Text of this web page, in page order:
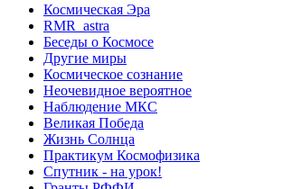
Космическая Эра
RMR_astra
Беседы о Космосе
Другие миры
Космическое сознание
Неочевидное вероятное
Наблюдение МКС
Великая Победа
Жизнь Солнца
Практикум Космофизика
Спутник - на урок!